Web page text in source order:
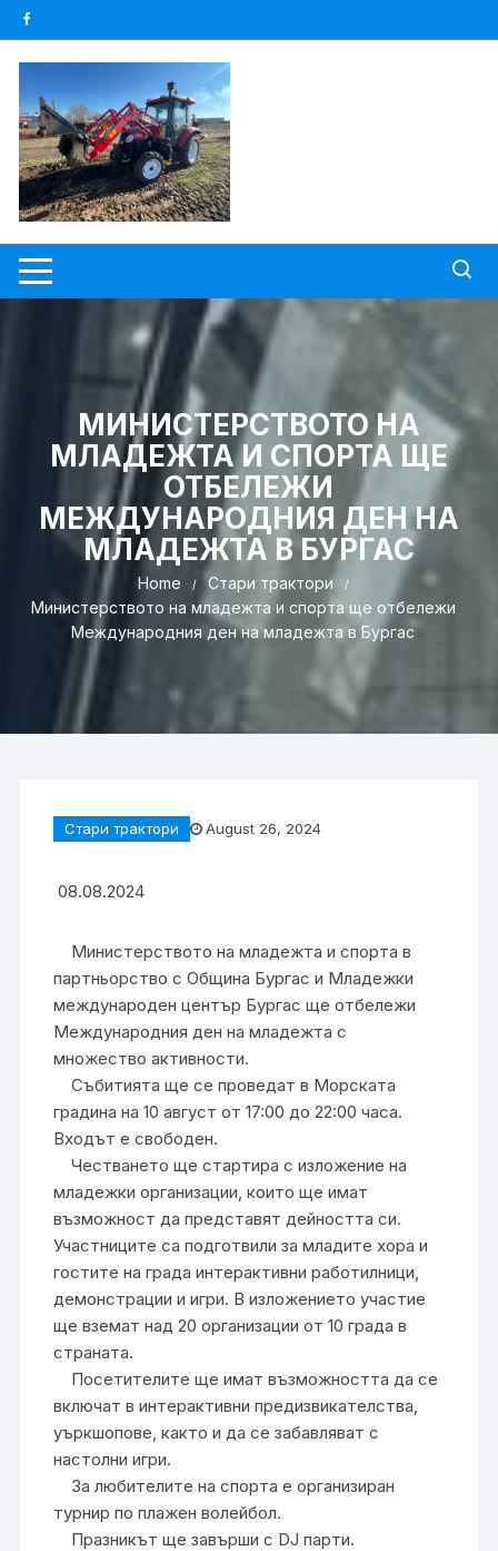
Skip
to
content
МИНИСТЕРСТВОТО НА
МЛАДЕЖТА И СПОРТА ЩЕ
ОТБЕЛЕЖИ
МЕЖДУНАРОДНИЯ ДЕН НА
МЛАДЕЖТА В БУРГАС
Home
Стари трактори
Министерството на младежта и спорта ще отбележи
Международния ден на младежта в Бургас
Стари трактори August 26, 2024
08.08.2024
Министерството на младежта и спорта в
партньорство с Община Бургас и Младежки
международен център Бургас ще отбележи
Международния ден на младежта с
множество активности.
Събитията ще се проведат в Морската
градина на 10 август от 17:00 до 22:00 часа.
Входът е свободен.
Честването ще стартира с изложение на
младежки организации, които ще имат
възможност да представят дейността си.
Участниците са подготвили за младите хора и
гостите на града интерактивни работилници,
демонстрации и игри. В изложението участие
ще вземат над 20 организации от 10 града в
страната.
Посетителите ще имат възможността да се
включат в интерактивни предизвикателства,
уъркшопове, както и да се забавляват с
настолни игри.
За любителите на спорта е организиран
турнир по плажен волейбол.
Празникът ще завърши с DJ парти.